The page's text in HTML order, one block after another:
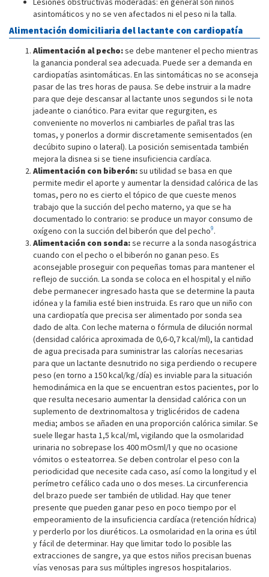
asintomáticos y no se ven afectados ni el peso ni la talla.
Alimentación domiciliaria del lactante con cardiopatía
Alimentación al pecho:se debe mantener el pecho mientras
la ganancia ponderal sea adecuada. Puede ser a demanda en
cardiopatías asintomáticas. En las sintomáticas no se aconseja
pasar de las tres horas de pausa. Se debe instruir a la madre
para que deje descansar al lactante unos segundos si le nota
jadeante o cianótico. Para evitar que regurgiten, es
conveniente no moverlos ni cambiarles de pañal tras las
tomas, y ponerlos a dormir discretamente semisentados (en
decúbito supino o lateral). La posición semisentada también
mejora la disnea si se tiene insuficiencia cardíaca.
Alimentación con biberón:su utilidad se basa en que
permite medir el aporte y aumentar la densidad calórica de las
tomas, pero no es cierto el tópico de que cueste menos
trabajo que la succión del pecho materno, ya que se ha
documentado lo contrario: se produce un mayor consumo de
oxígeno con la succión del biberón que del pecho9.
Alimentación con sonda:se recurre a la sonda nasogástrica
cuando con el pecho o el biberón no ganan peso. Es
aconsejable proseguir con pequeñas tomas para mantener el
reflejo de succión. La sonda se coloca en el hospital y el niño
debe permanecer ingresado hasta que se determine la pauta
idónea y la familia esté bien instruida. Es raro que un niño con
una cardiopatía que precisa ser alimentado por sonda sea
dado de alta. Con leche materna o fórmula de dilución normal
(densidad calórica aproximada de 0,6-0,7 kcal/ml), la cantidad
de agua precisada para suministrar las calorías necesarias
para que un lactante desnutrido no siga perdiendo o recupere
peso (en torno a 150 kcal/kg/día) es inviable para la situación
hemodinámica en la que se encuentran estos pacientes, por lo
que resulta necesario aumentar la densidad calórica con un
suplemento de dextrinomaltosa y triglicéridos de cadena
media; ambos se añaden en una proporción calórica similar. Se
suele llegar hasta 1,5 kcal/ml, vigilando que la osmolaridad
urinaria no sobrepase los 400 mOsml/l y que no ocasione
vómitos o esteatorrea. Se deben controlar el peso con la
periodicidad que necesite cada caso, así como la longitud y el
perímetro cefálico cada uno o dos meses. La circunferencia
del brazo puede ser también de utilidad. Hay que tener
presente que pueden ganar peso en poco tiempo por el
empeoramiento de la insuficiencia cardíaca (retención hídrica)
y perderlo por los diuréticos. La osmolaridad en la orina es útil
y fácil de determinar. Hay que limitar todo lo posible las
extracciones de sangre, ya que estos niños precisan buenas
vías venosas para sus múltiples ingresos hospitalarios.